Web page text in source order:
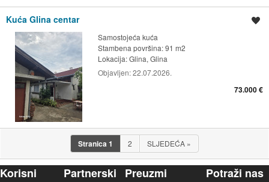
Kuća Glina centar
Samostojeća kuća
Stambena površina: 91 m2
Lokacija:Glina, Glina
Objavljen:22.07.2026.
73.000 €
Stranica1 2 SLJEDEĆA »
Korisni
Partnerski
Preuzmi
Potraži nas